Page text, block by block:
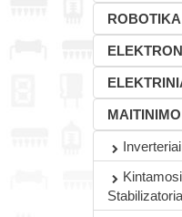
ROBOTIKA